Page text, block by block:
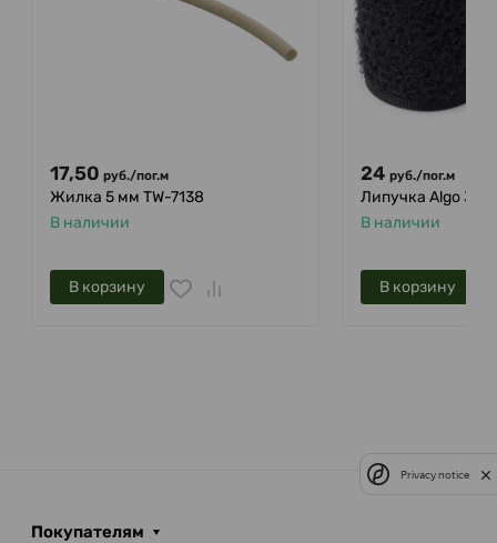
17,50 руб./пог.м
Жилка 5 мм TW-7138
В наличии
В корзину
24 руб./пог.м
Липучка Algo 38
В наличии
В корзину
Покупателям
Privacy notice